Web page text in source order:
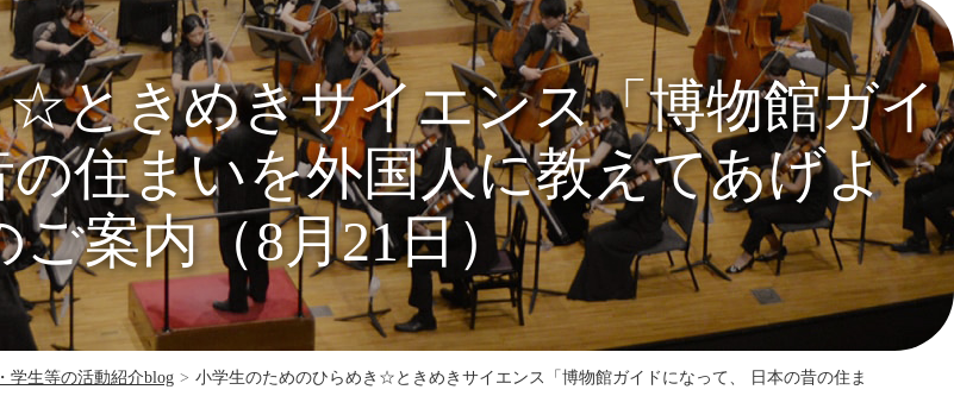
ときめきサイエンス「博物館ガイ
住まいを外国人に教えてあげよ
ご案内（8月21日）
学生等の活動紹介blog > 小学生のためのひらめき☆ときめきサイエンス「博物館ガイドになって、 日本の昔の住ま